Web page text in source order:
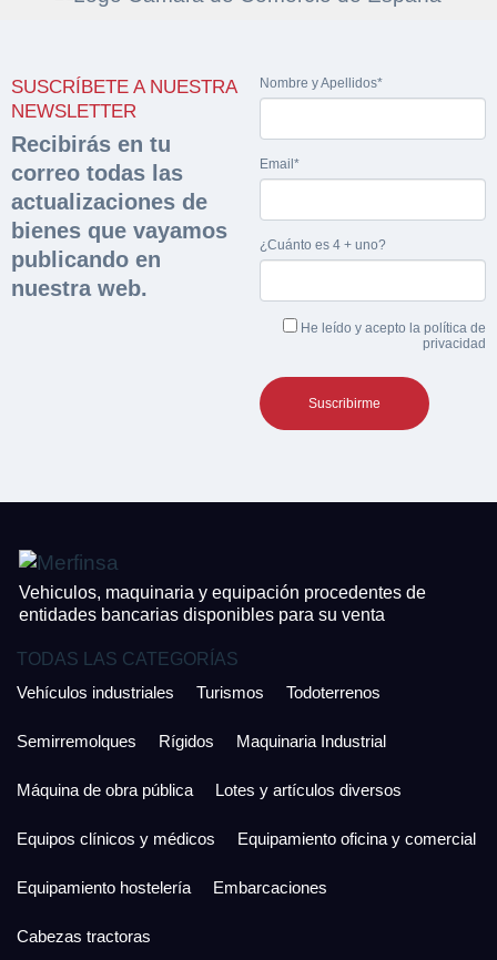
SUSCRÍBETE A NUESTRA
NEWSLETTER
Recibirás en tu
correo todas las
actualizaciones de
bienes que vayamos
publicando en
nuestra web.
Nombre y Apellidos*
Email*
¿Cuánto es 4 + uno?
He leído y acepto la política de
privacidad
Vehiculos, maquinaria y equipación procedentes de
entidades bancarias disponibles para su venta
TODAS LAS CATEGORÍAS
Vehículos industriales
Turismos Todoterrenos
Semirremolques Rígidos Maquinaria Industrial
Máquina de obra pública Lotes y artículos diversos
Equipos clínicos y médicos Equipamiento oficina y comercial
Equipamiento hostelería Embarcaciones
Cabezas tractoras
documentación
sobre la peritación
Rellene este formulario y recibirá en su email el
enlace para descargar la documentación
Nombre y Apellidos*
Hacer Oferta
Razón social*
Teléfono*
Nombre y Apellidos*
Acepto la Política de Privacidad y las Condiciones de Uso.
continuación confirma que estás de acuerdo con ambas.
Sobre Merfinsa
Venta de bienes muebles
Vehículos